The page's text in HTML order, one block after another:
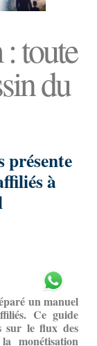
toute
du
présente
à
un manuel
Ce guide
sur le flux des
monétisation